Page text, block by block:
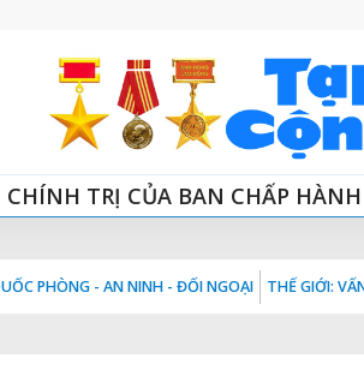
TRỊ CỦA BAN CHẤP
PHÒNG - AN NINH - ĐỐI NGOẠI THẾ GIỚI: